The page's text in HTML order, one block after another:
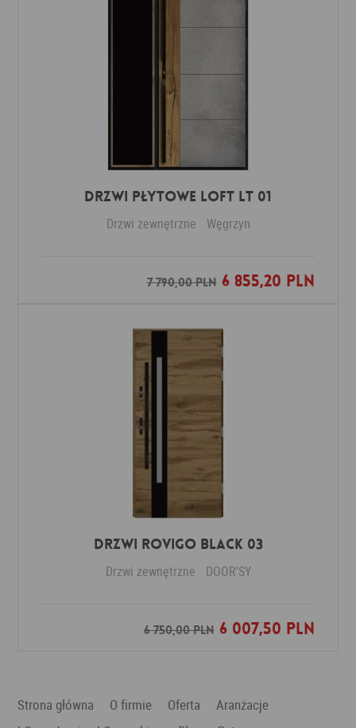
DRZWI PŁYTOWE LOFT LT 01
Drzwi zewnętrzne Węgrzyn
7 790,00 PLN6 855,20 PLN
Dodaj do ulubionych
DRZWI ROVIGO BLACK 03
Drzwi zewnętrzne DOOR'SY
6 750,00 PLN6 007,50 PLN
Dodaj do ulubionych
Strona główna O firmie Oferta
Aranżacje